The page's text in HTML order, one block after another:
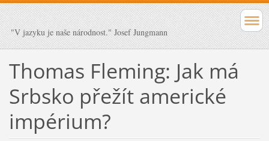
"V jazyku je naše národnost." Josef Jungmann
Thomas Fleming: Jak má
Srbsko přežít americké
impérium?